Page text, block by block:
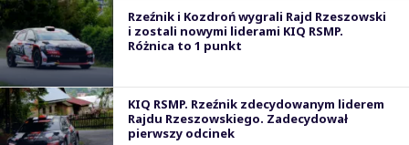
Rzeźnik i Kozdroń wygrali Rajd Rzeszowski
i zostali nowymi liderami KIQ RSMP.
Różnica to 1 punkt
KIQ RSMP. Rzeźnik zdecydowanym liderem
Rajdu Rzeszowskiego. Zadecydował
pierwszy odcinek